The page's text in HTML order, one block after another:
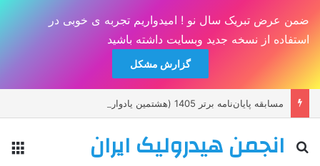
ضمن عرض تبریک سال نو ! امیدواریم تجربه ی خوبی در
استفاده از نسخه جدید وبسایت داشته باشید
گزارش مشکل
مسابقه پايان‌نامه برتر 1405 (هشتمين يادواره دکتر حسين صدقی)
انجمن هیدرولیک ایران
جستجو برای